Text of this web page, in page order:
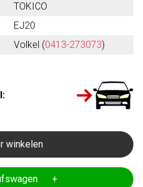
TOKICO
EJ20
Volkel (0413-273073)
winkelen
+